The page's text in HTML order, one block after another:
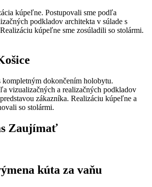
kúpeľne. Postupovali sme podľa
podkladov architekta v súlade s
kúpeľne sme zosúladili so stolármi.
kompletným dokončením holobytu.
vizualizačných a realizačných podkladov
zákazníka. Realizáciu kúpeľne a
so stolármi.
Zaujímať
kúta za vaňu